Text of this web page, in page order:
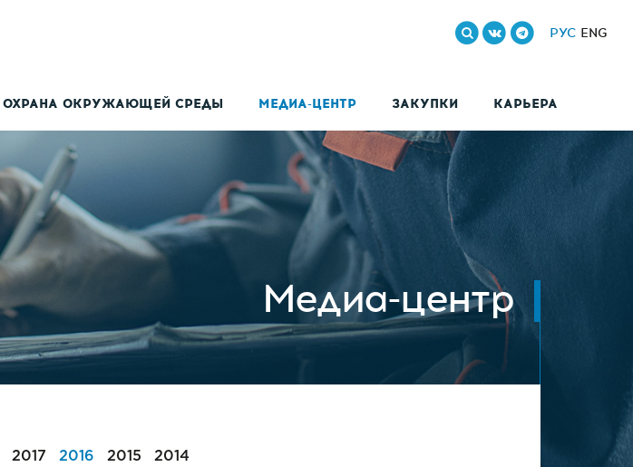
ОХРАНА ОКРУЖАЮЩЕЙ СРЕДЫ МЕДИА-ЦЕНТР ЗАКУПКИ КАРЬЕРА
РУС ENG
Медиа-центр
2017 2016 2015 2014